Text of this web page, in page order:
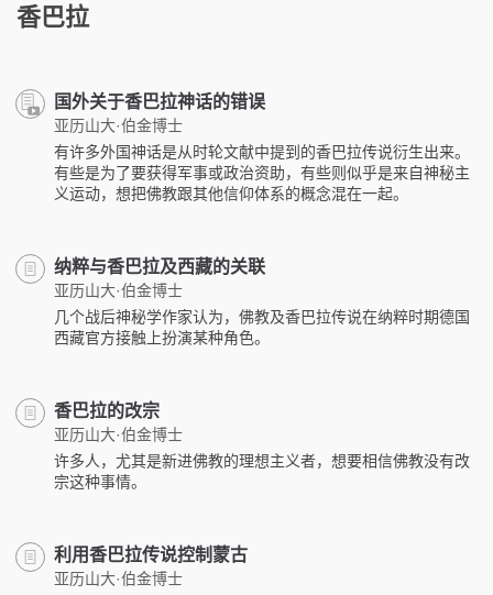
香巴拉
国外关于香巴拉神话的错误
亚历山大·伯金博士
有许多外国神话是从时轮文献中提到的香巴拉传说衍生出来。
有些是为了要获得军事或政治资助，有些则似乎是来自神秘主
义运动，想把佛教跟其他信仰体系的概念混在一起。
纳粹与香巴拉及西藏的关联
亚历山大·伯金博士
几个战后神秘学作家认为，佛教及香巴拉传说在纳粹时期德国
西藏官方接触上扮演某种角色。
香巴拉的改宗
亚历山大·伯金博士
许多人，尤其是新进佛教的理想主义者，想要相信佛教没有改
宗这种事情。
利用香巴拉传说控制蒙古
亚历山大·伯金博士